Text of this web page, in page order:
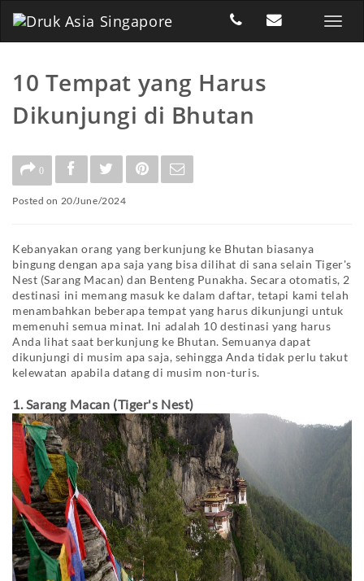
10 Tempat yang Harus
Dikunjungi di Bhutan
0
Posted on 20/June/2024
Kebanyakan orang yang berkunjung ke Bhutan biasanya
bingung dengan apa saja yang bisa dilihat di sana selain Tiger's
Nest (Sarang Macan) dan Benteng Punakha. Secara otomatis, 2
destinasi ini memang masuk ke dalam daftar, tetapi kami telah
menambahkan beberapa tempat yang harus dikunjungi untuk
memenuhi semua minat. Ini adalah 10 destinasi yang harus
Anda lihat saat berkunjung ke Bhutan. Semuanya dapat
dikunjungi di musim apa saja, sehingga Anda tidak perlu takut
kelewatan apabila datang di musim non-turis.
1. Sarang Macan (Tiger's Nest)